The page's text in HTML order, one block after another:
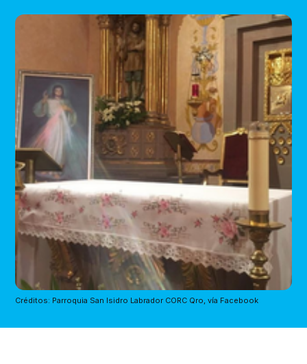
Créditos: Parroquia San Isidro Labrador CORC Qro, vía Facebook